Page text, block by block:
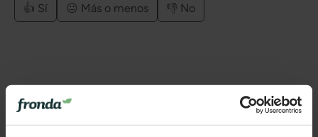
👍 Sí 😐 Más o menos 👎 No